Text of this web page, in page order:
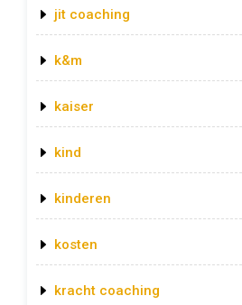
jit coaching
k&m
kaiser
kind
kinderen
kosten
kracht coaching